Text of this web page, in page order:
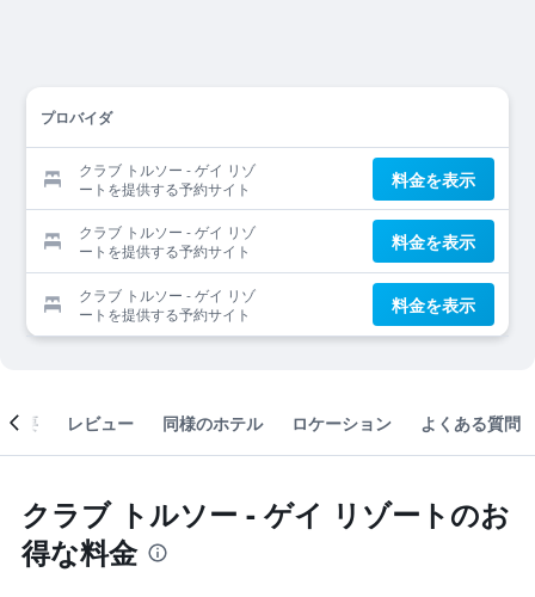
プロバイダ
クラブ トルソー - ゲイ リゾ
ートを提供する予約サイト
料金を表示
クラブ トルソー - ゲイ リゾ
ートを提供する予約サイト
料金を表示
クラブ トルソー - ゲイ リゾ
ートを提供する予約サイト
料金を表示
概要 レビュー 同様のホテル ロケーション よくある質問
クラブ トルソー - ゲイ リゾートのお
得な料金